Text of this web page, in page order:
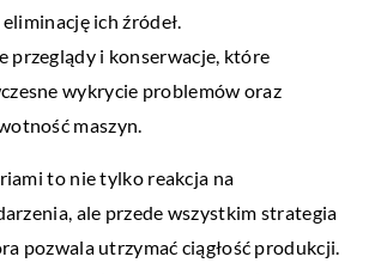
ich źródeł.
przeglądy i konserwacje, które
wykrycie problemów oraz
maszyn.
to nie tylko reakcja na
ale przede wszystkim strategia
pozwala utrzymać ciągłość produkcji.